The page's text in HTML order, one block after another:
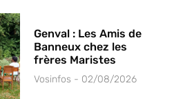
Genval : Les Amis de
Banneux chez les
frères Maristes
Vosinfos 02/08/2026